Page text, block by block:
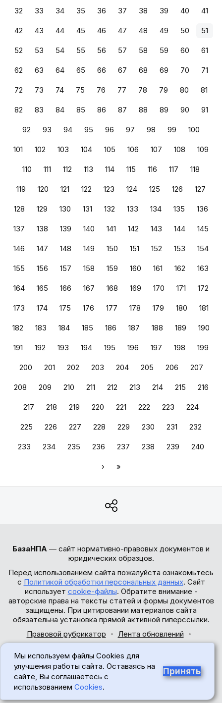
32 33 34 35 36 37 38 39 40 41
42 43 44 45 46 47 48 49 50 51
52 53 54 55 56 57 58 59 60 61
62 63 64 65 66 67 68 69 70 71
72 73 74 75 76 77 78 79 80 81
82 83 84 85 86 87 88 89 90 91
92 93 94 95 96 97 98 99 100
101 102 103 104 105 106 107 108 109
110 111 112 113 114 115 116 117 118
119 120 121 122 123 124 125 126 127
128 129 130 131 132 133 134 135 136
137 138 139 140 141 142 143 144 145
146 147 148 149 150 151 152 153 154
155 156 157 158 159 160 161 162 163
164 165 166 167 168 169 170 171 172
173 174 175 176 177 178 179 180 181
182 183 184 185 186 187 188 189 190
191 192 193 194 195 196 197 198 199
200 201 202 203 204 205 206 207
208 209 210 211 212 213 214 215 216
217 218 219 220 221 222 223 224
225 226 227 228 229 230 231 232
233 234 235 236 237 238 239 240
› »
БазаНПА — сайт нормативно-правовых документов и
юридических образцов.
Перед использованием сайта пожалуйста ознакомьтесь
с Политикой обработки персональных данных. Сайт
использует cookie-файлы. Обратите внимание -
авторские права на тексты статей и формы документов
защищены. При цитировании материалов сайта
обязательна установка прямой активной гиперссылки.
Правовой рубрикатор
Лента обновлений
© 2017-2026
18+
Мы используем файлы Cookies для
улучшения работы сайта. Оставаясь на
сайте, Вы соглашаетесь с
использованием Cookies.
Принять